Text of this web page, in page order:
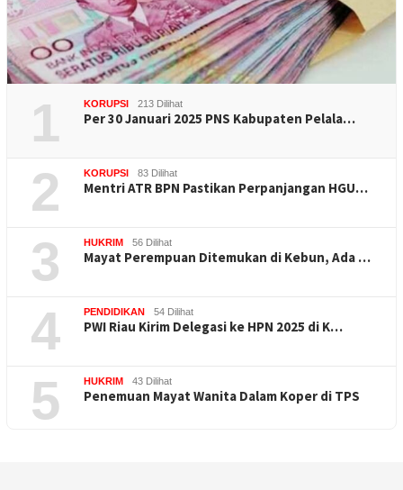
1 KORUPSI 213 Dilihat
Per 30 Januari 2025 PNS Kabupaten Pelala…
2 KORUPSI 83 Dilihat
Mentri ATR BPN Pastikan Perpanjangan HGU…
3 HUKRIM 56 Dilihat
Mayat Perempuan Ditemukan di Kebun, Ada …
4 PENDIDIKAN 54 Dilihat
PWI Riau Kirim Delegasi ke HPN 2025 di K…
5 HUKRIM 43 Dilihat
Penemuan Mayat Wanita Dalam Koper di TPS